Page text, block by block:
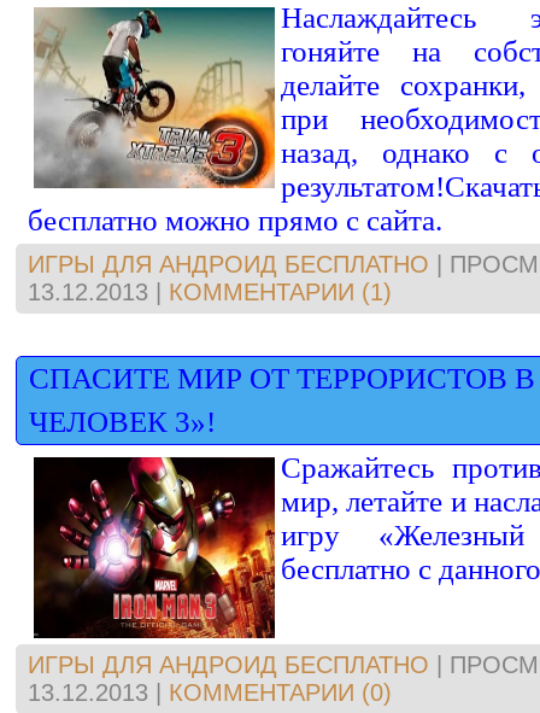
Наслаждайтесь
гоняйте на
делайте
при
назад, однако с
бесплатно можно прямо с сайта.
ИГРЫ ДЛЯ АНДРОИД БЕСПЛАТНО
13.12.2013
КОММЕНТАРИИ (1)
СПАСИТЕ МИР ОТ ТЕРРОРИСТОВ
ЧЕЛОВЕК 3»!
Сражайтесь
мир, летайте и
игру
бесплатно с
ИГРЫ ДЛЯ АНДРОИД БЕСПЛАТНО
13.12.2013
КОММЕНТАРИИ (0)